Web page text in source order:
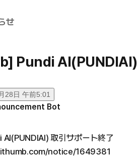
せ
Pundi AI(PUNDIAI)
28日 午前5:01
Bot
取引サポート終了
notice/1649381